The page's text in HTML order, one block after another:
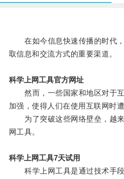
在如今信息快速传播的时代，
取信息和交流方式的重要渠道。
科学上网工具官方网址
然而，一些国家和地区对于互
加强，使得人们在使用互联网时
为了突破这些网络壁垒，越来
网工具。
科学上网工具7天试用
科学上网工具是通过技术手段